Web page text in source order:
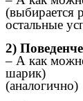
(выбирается
остальные
2)
– А как
шарик)
(аналогично)